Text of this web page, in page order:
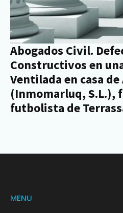
Abogados Civil.
Constructivos en
Ventilada en casa
(Inmomarluq, S.L.),
futbolista de
MENU